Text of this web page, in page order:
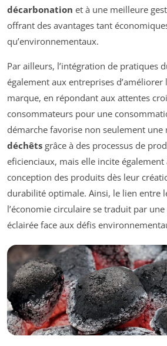
décarbonation et à une meilleure
offrant des avantages tant
qu’environnementaux.
Par ailleurs, l’intégration de pratiques
également aux entreprises d’améliorer
marque, en répondant aux attentes
consommateurs pour une
démarche favorise non seulement une
déchêts grâce à des processus de
eficienciaux, mais elle incite également
conception des produits dès leur
durabilité optimale. Ainsi, le lien entre
l’économie circulaire se traduit par
éclairée face aux défis